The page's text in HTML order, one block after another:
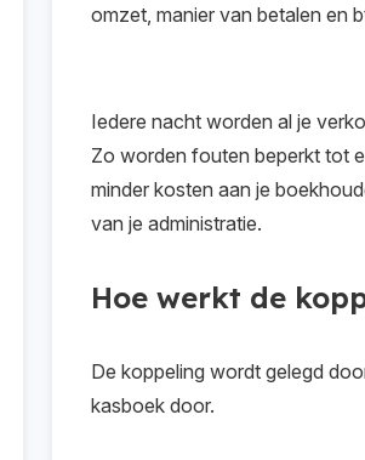
omzet, manier van betalen en
Iedere nacht worden al je
Zo worden fouten beperkt tot
minder kosten aan je
van je administratie.
Hoe werkt de
De koppeling wordt gelegd
kasboek door.